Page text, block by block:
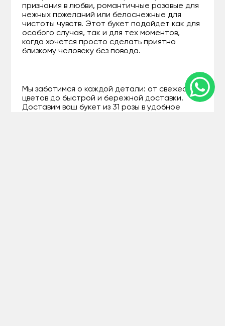
признания в любви, романтичные розовые для
нежных пожеланий или белоснежные для
чистоты чувств. Этот букет подойдет как для
особого случая, так и для тех моментов,
когда хочется просто сделать приятно
близкому человеку без повода.
Мы заботимся о каждой детали: от свежести
цветов до быстрой и бережной доставки.
Доставим ваш букет из 31 розы в удобное